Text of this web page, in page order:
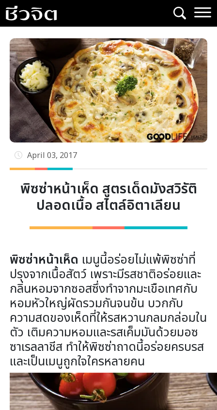
Skip
to
content
April 03, 2017
พิซซ่าหน้าเห็ด สูตรเด็ดมังสวิรัติ
ปลอดเนื้อ สไตล์อิตาเลียน
พิซซ่าหน้าเห็ด เมนูนี้อร่อยไม่แพ้พิซซ่าที่
ปรุงจากเนื้อสัตว์ เพราะมีรสชาติอร่อยและ
กลิ่นหอมจากซอสซึ่งทำจากมะเขือเทศกับ
หอมหัวใหญ่ผัดรวมกันจนข้น บวกกับ
ความสดของเห็ดที่ให้รสหวานกลมกล่อมใน
ตัว เติมความหอมและรสเค็มมันด้วยมอซ
ซาเรลลาชีส ทำให้พิซซ่าถาดนี้อร่อยครบรส
และเป็นเมนูถูกใจใครหลายคน